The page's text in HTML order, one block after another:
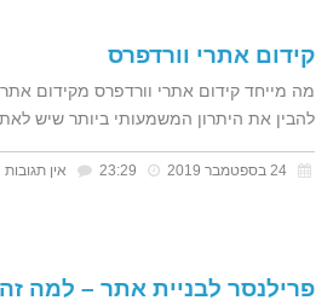
קידום אתרי וורדפרס
מה מייחד קידום אתרי וורדפרס מקידום
להבין את היתרון המשמעותי ביותר שיש
אין תגובות
פרילנסר לבניית אתר – למה